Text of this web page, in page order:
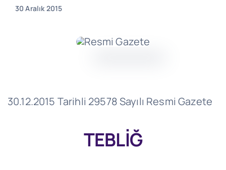
30 Aralık 2015
30.12.2015 Tarihli 29578 Sayılı Resmi Gazete
TEBLİĞ